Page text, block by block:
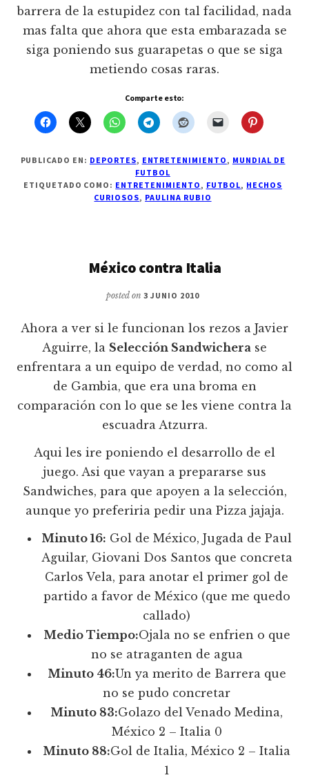
barrera de la estupidez con tal facilidad, nada
mas falta que ahora que esta embarazada se
siga poniendo sus guarapetas o que se siga
metiendo cosas raras.
Comparte esto:
PUBLICADO EN: DEPORTES, ENTRETENIMIENTO, MUNDIAL DE
FUTBOL
ETIQUETADO COMO: ENTRETENIMIENTO, FUTBOL, HECHOS
CURIOSOS, PAULINA RUBIO
México contra Italia
posted on3 JUNIO 2010
Ahora a ver si le funcionan los rezos a Javier
Aguirre, la Selección Sandwichera se
enfrentara a un equipo de verdad, no como al
de Gambia, que era una broma en
comparación con lo que se les viene contra la
escuadra Atzurra.
Aqui les ire poniendo el desarrollo de el
juego. Asi que vayan a prepararse sus
Sandwiches, para que apoyen a la selección,
aunque yo preferiria pedir una Pizza jajaja.
Minuto 16: Gol de México, Jugada de Paul
Aguilar, Giovani Dos Santos que concreta
Carlos Vela, para anotar el primer gol de
partido a favor de México (que me quedo
callado)
Medio Tiempo:Ojala no se enfrien o que
no se atraganten de agua
Minuto 46:Un ya merito de Barrera que
no se pudo concretar
Minuto 83:Golazo del Venado Medina,
México 2 – Italia 0
Minuto 88:Gol de Italia, México 2 – Italia
1